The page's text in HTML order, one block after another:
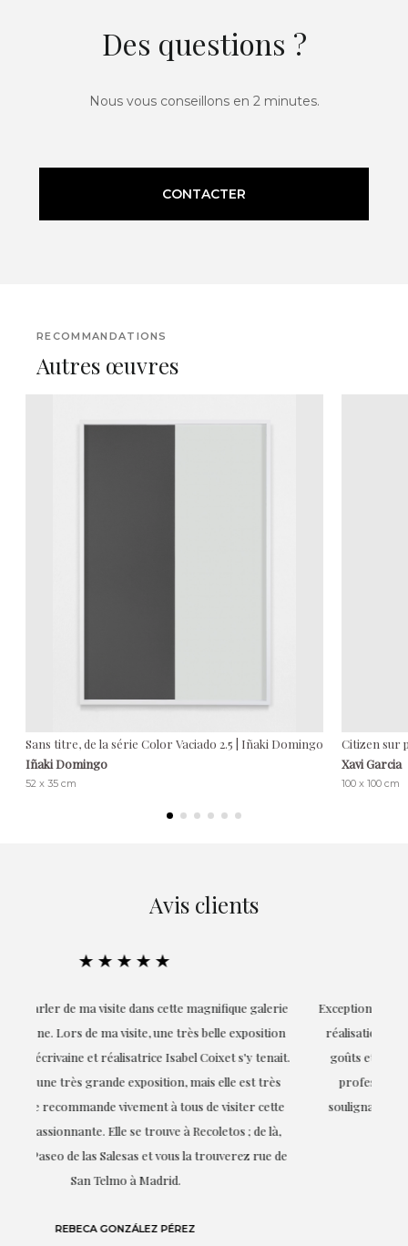
Des questions ?
Nous vous conseillons en 2 minutes.
CONTACTER
RECOMMANDATIONS
Autres œuvres
Sans titre, de la série Color Vaciado 2.5 | Iñaki Domingo
Iñaki Domingo
52 x 35 cm
Citizen sur
Xavi Garcia
100 x 100 cm
Avis clients
★★★★★
Exceptionnelle. Maria m'a accompagnée à chaque étape de la
réalisation de ce travail et, dès le début, elle a compris mes
goûts et mes besoins ; sa proximité, son empathie et son
professionnalisme ont été présents à chaque instant,
soulignant (bien sûr) son amour et sa connaissance de ce
dont elle parle : l'art.
LAURA GUTIÉRREZ